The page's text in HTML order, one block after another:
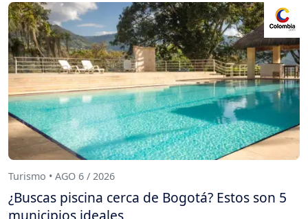
Turismo • AGO 6 / 2026
¿Buscas piscina cerca de Bogotá? Estos son 5